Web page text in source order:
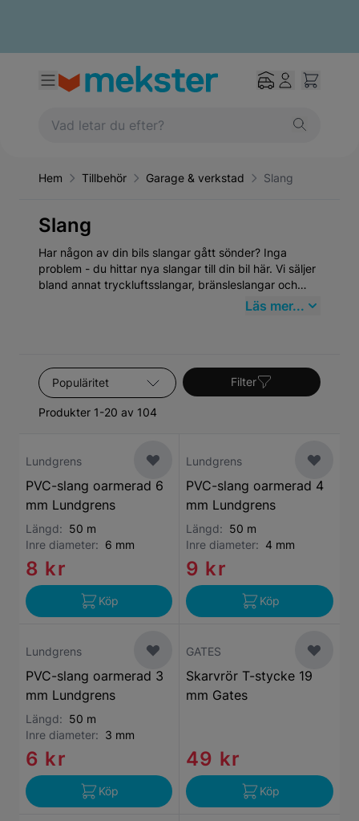
Hem Tillbehör Garage & verkstad Slang
Slang
Har någon av din bils slangar gått sönder? Inga
problem - du hittar nya slangar till din bil här. Vi säljer
bland annat tryckluftsslangar, bränsleslangar och
Läs mer...
Sortera efter
Produkter 1-20 av 104
Filter
Lundgrens
PVC-slang oarmerad 6
mm Lundgrens
Längd: 50 m
Inre diameter: 6 mm
8 kr
Köp
Lundgrens
PVC-slang oarmerad 4
mm Lundgrens
Längd: 50 m
Inre diameter: 4 mm
9 kr
Köp
Lundgrens
PVC-slang oarmerad 3
mm Lundgrens
Längd: 50 m
Inre diameter: 3 mm
6 kr
Köp
GATES
Skarvrör T-stycke 19
mm Gates
49 kr
Köp